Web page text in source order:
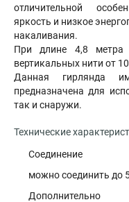
отличительной
яркость и низкое
накаливания.
При длине 4,8 метра
вертикальных нити от
Данная гирлянда
предназначена для
так и снаружи.
Технические
Соединение
можно соединить до
Дополнительно